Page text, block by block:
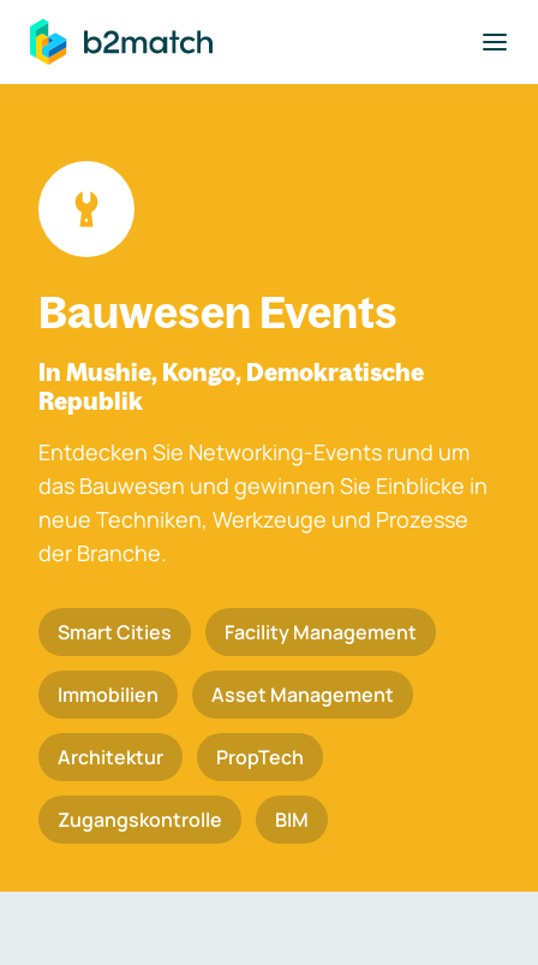
springen
Bauwesen Events
In Mushie, Kongo, Demokratische
Republik
Entdecken Sie Networking-Events rund um
das Bauwesen und gewinnen Sie Einblicke in
neue Techniken, Werkzeuge und Prozesse
der Branche.
Smart Cities Facility Management
Immobilien Asset Management
Architektur PropTech
Zugangskontrolle BIM